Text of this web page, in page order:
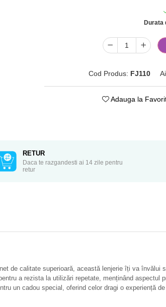
Durata
Cod Produs: FJ110
Adauga la
RETUR
Daca te razgandesti ai 14 zile pentru
retur
de calitate superioară, această lenjerie îți va învălui
a rezista la utilizări repetate, menținând aspectul
un cadou special, oferind celor dragi o experiență